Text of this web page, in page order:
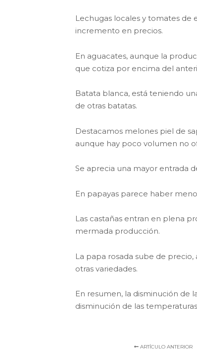
Lechugas locales y tomates de
incremento en precios.
En aguacates, aunque la
que cotiza por encima del
Batata blanca, está teniendo
de otras batatas.
Destacamos melones piel de
aunque hay poco volumen no
Se aprecia una mayor entrada
En papayas parece haber
Las castañas entran en plena
mermada producción.
La papa rosada sube de
otras variedades.
En resumen, la disminución de
disminución de las
ARTÍCULO ANTERIOR